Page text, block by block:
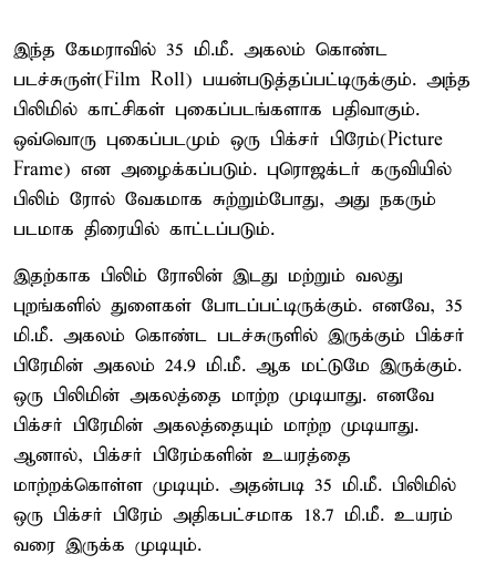
இந்த கேமராவில் 35 மி.மீ. அகலம் கொண்ட
படச்சுருள்(Film Roll) பயன்படுத்தப்பட்டிருக்கும். அந்த
பிலிமில் காட்சிகள் புகைப்படங்களாக பதிவாகும்.
ஒவ்வொரு புகைப்படமும் ஒரு பிக்சர் பிரேம்(Picture
Frame) என அழைக்கப்படும். புரொஜக்டர் கருவியில்
பிலிம் ரோல் வேகமாக சுற்றும்போது, அது நகரும்
படமாக திரையில் காட்டப்படும்.
இதற்காக பிலிம் ரோலின் இடது மற்றும் வலது
புறங்களில் துளைகள் போடப்பட்டிருக்கும். எனவே, 35
மி.மீ. அகலம் கொண்ட படச்சுருளில் இருக்கும் பிக்சர்
பிரேமின் அகலம் 24.9 மி.மீ. ஆக மட்டுமே இருக்கும்.
ஒரு பிலிமின் அகலத்தை மாற்ற முடியாது. எனவே
பிக்சர் பிரேமின் அகலத்தையும் மாற்ற முடியாது.
ஆனால், பிக்சர் பிரேம்களின் உயரத்தை
மாற்றக்கொள்ள முடியும். அதன்படி 35 மி.மீ. பிலிமில்
ஒரு பிக்சர் பிரேம் அதிகபட்சமாக 18.7 மி.மீ. உயரம்
வரை இருக்க முடியும்.